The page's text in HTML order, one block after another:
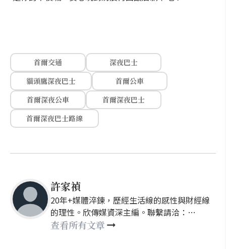
首爾交通
深夜巴士
貓頭鷹深夜巴士
首爾公車
首爾深夜公車
首爾深夜巴士
首爾深夜巴士路線
許家禎
20年+媒體淬鍊，歷經生活線的感性與財經線
的理性。欣傳媒資深主編。聯繫請洽：
nellyhsu@xinmedia.com
查看所有文章